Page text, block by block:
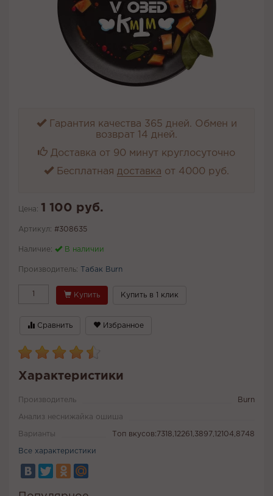
Гарантия качества 365 дней. Обмен и
возврат 14 дней.
Доставка от 90 минут круглосуточно
Бесплатная доставка от 4000 руб.
Цена: 1 100 руб.
Артикул: #308635
Наличие: В наличии
Производитель: Табак Burn
Купить Купить в 1 клик
Сравнить Избранное
Характеристики
Производитель Burn
Анализ неснижайка ошиша
Варианты Топ вкусов:7318,12261,3897,12104,8748
Все характеристики